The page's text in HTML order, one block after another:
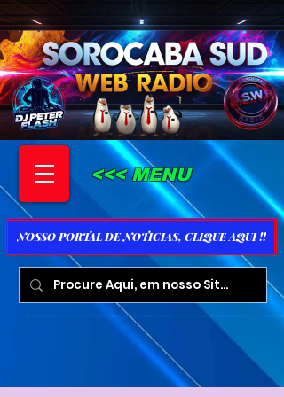
<<< MENU
NOSSO PORTAL DE NOTICIAS, CLIQUE AQUI !!